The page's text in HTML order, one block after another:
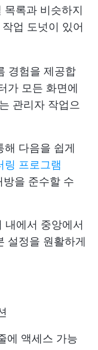
목록과 비슷하지
업 도넛이 있어
경험을 제공합
가 모든 화면에
관리자 작업으
해 다음을 쉽게
링 프로그램
을 준수할 수
에서 중앙에서
설정을 원활하게
에 액세스 가능